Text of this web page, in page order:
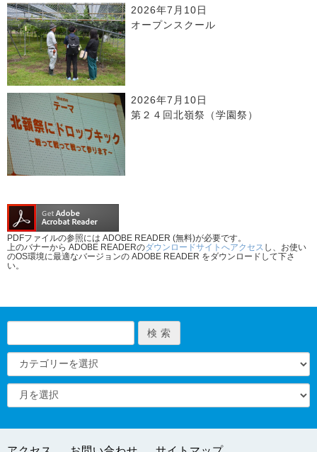
2026年7月10日
オープンスクール
2026年7月10日
第２４回北嶺祭（学園祭）
PDFファイルの参照には ADOBE READER (無料)が必要です。
上のバナーから ADOBE READERのダウンロードサイトへアクセス し、お使い
のOS環境に最適なバージョンの ADOBE READER をダウンロードして下さ
い。